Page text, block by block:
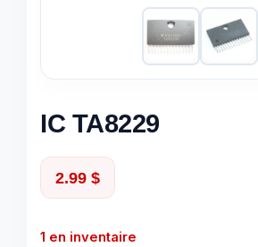
IC TA8229
2.99 $
1 en inventaire